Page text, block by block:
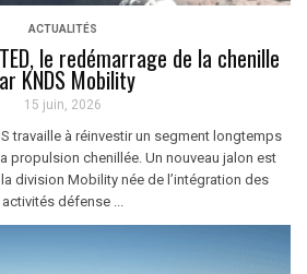
ACTUALITÉS
le redémarrage de la chenille
KNDS Mobility
15 juin, 2026
travaille à réinvestir un segment longtemps
propulsion chenillée. Un nouveau jalon est
division Mobility née de l’intégration des
activités défense ...